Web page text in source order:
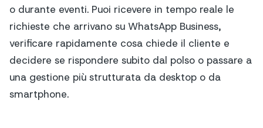
o durante eventi. Puoi ricevere in tempo reale le
richieste che arrivano su WhatsApp Business,
verificare rapidamente cosa chiede il cliente e
decidere se rispondere subito dal polso o passare a
una gestione più strutturata da desktop o da
smartphone.